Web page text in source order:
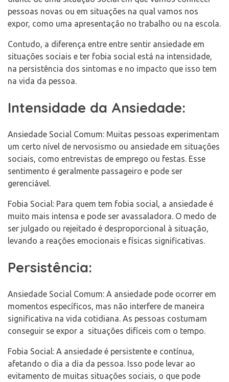
pessoas novas ou em situações na qual vamos nos
expor, como uma apresentação no trabalho ou na escola.
Contudo, a diferença entre entre sentir ansiedade em
situações sociais e ter fobia social está na intensidade,
na persistência dos sintomas e no impacto que isso tem
na vida da pessoa.
Intensidade da Ansiedade:
Ansiedade Social Comum: Muitas pessoas experimentam
um certo nível de nervosismo ou ansiedade em situações
sociais, como entrevistas de emprego ou festas. Esse
sentimento é geralmente passageiro e pode ser
gerenciável.
Fobia Social: Para quem tem fobia social, a ansiedade é
muito mais intensa e pode ser avassaladora. O medo de
ser julgado ou rejeitado é desproporcional à situação,
levando a reações emocionais e físicas significativas.
Persistência:
Ansiedade Social Comum: A ansiedade pode ocorrer em
momentos específicos, mas não interfere de maneira
significativa na vida cotidiana. As pessoas costumam
conseguir se expor a situações difíceis com o tempo.
Fobia Social: A ansiedade é persistente e contínua,
afetando o dia a dia da pessoa. Isso pode levar ao
evitamento de muitas situações sociais, o que pode